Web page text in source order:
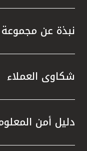
نبذة عن
شكاوى العملاء
دليل أمن